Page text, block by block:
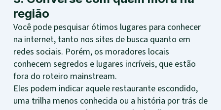
região
Você pode pesquisar ótimos lugares para conhecer
na internet, tanto nos sites de busca quanto em
redes sociais. Porém, os moradores locais
conhecem segredos e lugares incríveis, que estão
fora do roteiro mainstream.
Eles podem indicar aquele restaurante escondido,
uma trilha menos conhecida ou a história por trás de